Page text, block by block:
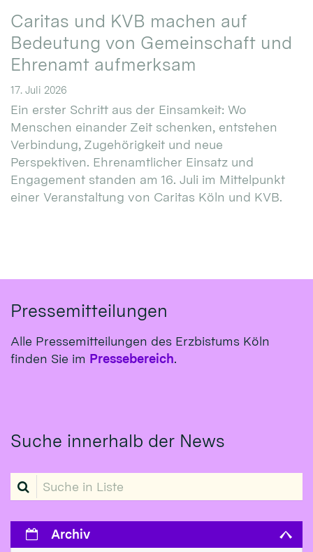
Caritas und KVB machen auf
Bedeutung von Gemeinschaft und
Ehrenamt aufmerksam
17. Juli 2026
Ein erster Schritt aus der Einsamkeit: Wo
Menschen einander Zeit schenken, entstehen
Verbindung, Zugehörigkeit und neue
Perspektiven. Ehrenamtlicher Einsatz und
Engagement standen am 16. Juli im Mittelpunkt
einer Veranstaltung von Caritas Köln und KVB.
Pressemitteilungen
Alle Pressemitteilungen des Erzbistums Köln
finden Sie im Pressebereich.
Suche innerhalb der News
Suche in Liste
Archiv